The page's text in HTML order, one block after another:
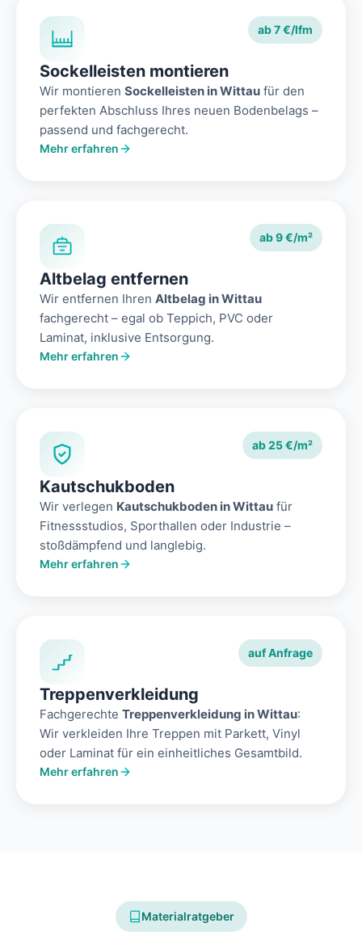
ab 7 €/lfm
Sockelleisten montieren
Wir montieren Sockelleisten in Wittau für den
perfekten Abschluss Ihres neuen Bodenbelags –
passend und fachgerecht.
Mehr erfahren
ab 9 €/m²
Altbelag entfernen
Wir entfernen Ihren Altbelag in Wittau
fachgerecht – egal ob Teppich, PVC oder
Laminat, inklusive Entsorgung.
Mehr erfahren
ab 25 €/m²
Kautschukboden
Wir verlegen Kautschukboden in Wittau für
Fitnessstudios, Sporthallen oder Industrie –
stoßdämpfend und langlebig.
Mehr erfahren
auf Anfrage
Treppenverkleidung
Fachgerechte Treppenverkleidung in Wittau:
Wir verkleiden Ihre Treppen mit Parkett, Vinyl
oder Laminat für ein einheitliches Gesamtbild.
Mehr erfahren
Materialratgeber